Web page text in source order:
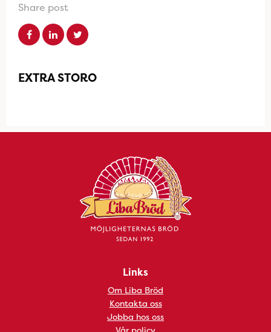
Share post
EXTRA STORO
Links
Om Liba Bröd
Kontakta oss
Jobba hos oss